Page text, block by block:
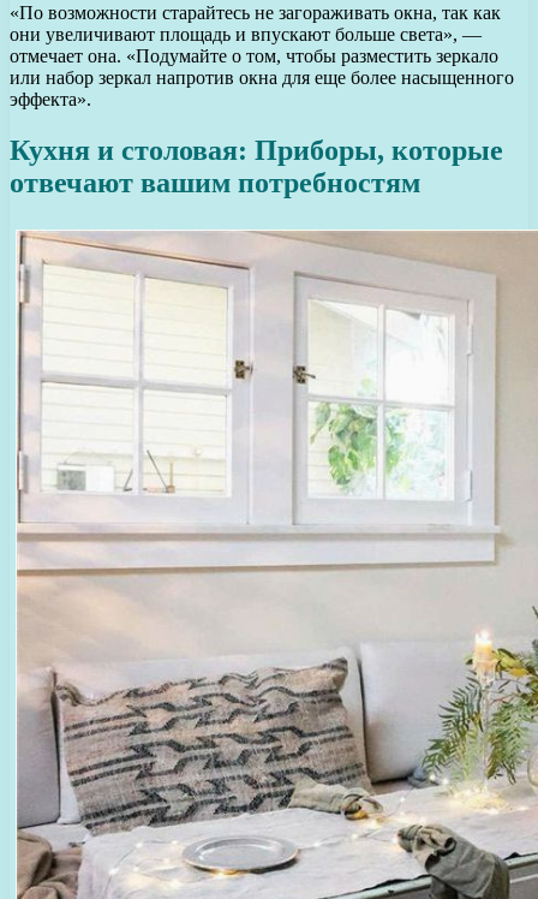
«По возможности старайтесь не загораживать окна, так как
они увеличивают площадь и впускают больше света», —
отмечает она. «Подумайте о том, чтобы разместить зеркало
или набор зеркал напротив окна для еще более насыщенного
эффекта».
Кухня и столовая: Приборы, которые
отвечают вашим потребностям